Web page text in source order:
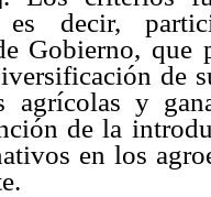
es decir,
Gobierno, que
de
agrícolas y
de la
en los